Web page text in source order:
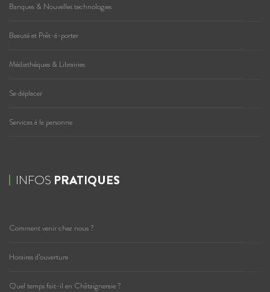
Banques & Nouvelles technologies
Beauté et Prêt-à-porter
Médiathèques & Librairies
Se déplacer
Services à la personne
INFOS PRATIQUES
Comment venir chez nous ?
Horaires d’ouverture
Quel temps fait-il en Châtaigneraie ?